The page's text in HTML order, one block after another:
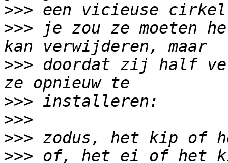
>>>
>>> je zou ze moeten
>>> doordat zij half
>>>
>>>
>>>
>>>